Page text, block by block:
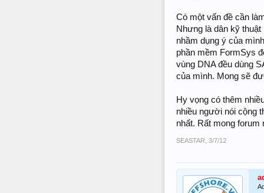
Có một vấn đề cần
Nhưng là dân kỹ
nhầm dụng ý của
phần mềm FormSys
vùng DNA đều dùng
của mình. Mong sẽ
Hy vọng có thêm
nhiều người nói cộng
nhất. Rất mong forum
SEASTAR 3/7/12